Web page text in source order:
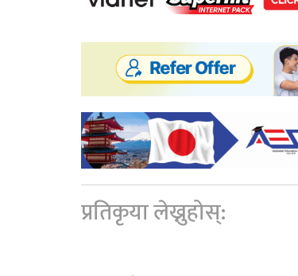
प्रतिकृया लेख्नुहोस्: